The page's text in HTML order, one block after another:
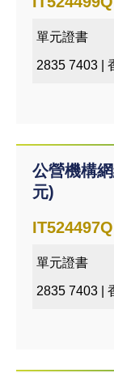
單元證書
2835 7403 |
公營機構
元)
IT524497Q
單元證書
2835 7403 |